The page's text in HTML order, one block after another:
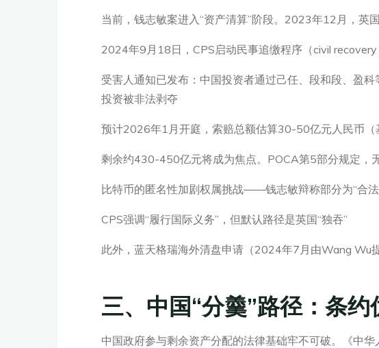
当前，钱志敏案进入“资产清算”阶段。2023年12月，
2024年9月18日，CPS启动民事追缴程序（civil
受害人通知已发布：中国投资者通过己任、段和段、盈
投资被非法剥夺
预计2026年1月开庭，索赔总额估算30-50亿元人民币（
剩余约430-450亿元将成为焦点。POCA第5部分规定，
比特币的匿名性加剧权属挑战——钱志敏辩称部分为“合
CPS强调“履行国际义务”，但默认路径是英国“独吞”
此外，蓝天格瑞海外清盘申请（2024年7月由Wang Wu
三、中国“分羹”路径：条
中国政府参与剩余资产分配的法律基础牢不可破。《中